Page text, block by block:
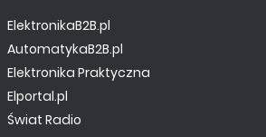
ElektronikaB2B.pl
AutomatykaB2B.pl
Elektronika Praktyczna
Elportal.pl
Świat Radio